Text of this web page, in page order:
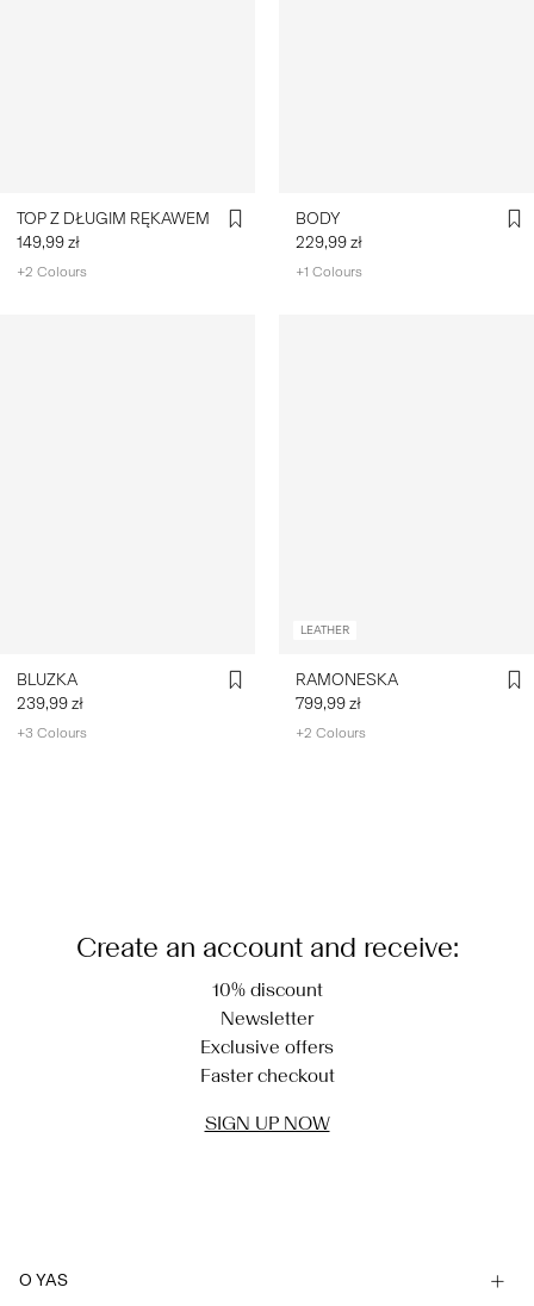
TOP Z DŁUGIM RĘKAWEM
149,99 zł
+2 Colours
BODY
229,99 zł
+1 Colours
BLUZKA
239,99 zł
+3 Colours
LEATHER
RAMONESKA
799,99 zł
+2 Colours
Create an account and receive:
10% discount
Newsletter
Exclusive offers
Faster checkout
SIGN UP NOW
O YAS